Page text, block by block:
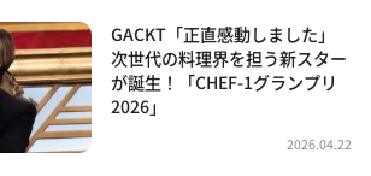
GACKT「正直感動しました」
次世代の料理界を担う新スター
が誕生！「CHEF-1グランプリ
2026」
2026.04.22